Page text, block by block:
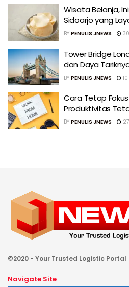
Wisata Belanja,
Sidoarjo yang
BY PENULIS JNEWS
Tower Bridge
dan Daya
BY PENULIS JNEWS
Cara Tetap
Produktivitas
BY PENULIS JNEWS
©2020 - Your Trusted Logistic Portal
Navigate Site